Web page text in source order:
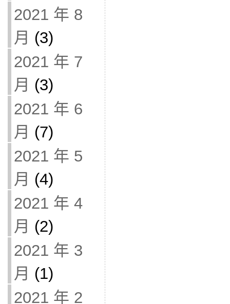
2021 年 8
月 (3)
2021 年 7
月 (3)
2021 年 6
月 (7)
2021 年 5
月 (4)
2021 年 4
月 (2)
2021 年 3
月 (1)
2021 年 2